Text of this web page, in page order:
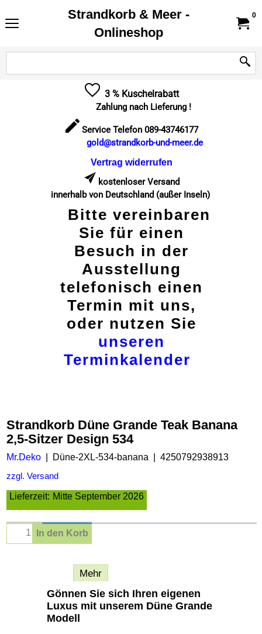
Strandkorb & Meer -
Onlineshop
0
3 % Kuschelrabatt
Zahlung nach Lieferung !
Service Telefon 089-43746177
gold@strandkorb-und-meer.de
Vertrag widerrufen
kostenloser Versand
innerhalb von Deutschland (außer Inseln)
Bitte vereinbaren
Sie für einen
Besuch in der
Ausstellung
telefonisch einen
Termin mit uns,
oder nutzen Sie
unseren
Terminkalender
Strandkorb Düne Grande Teak Banana
2,5-Sitzer Design 534
Mr.Deko Düne-2XL-534-banana 4250792938913
zzgl. Versand
Lieferzeit: Mitte September 2026
In den Korb
Mehr
Gönnen Sie sich Ihren eigenen
Luxus mit unserem Düne Grande
Modell